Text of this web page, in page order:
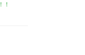
！